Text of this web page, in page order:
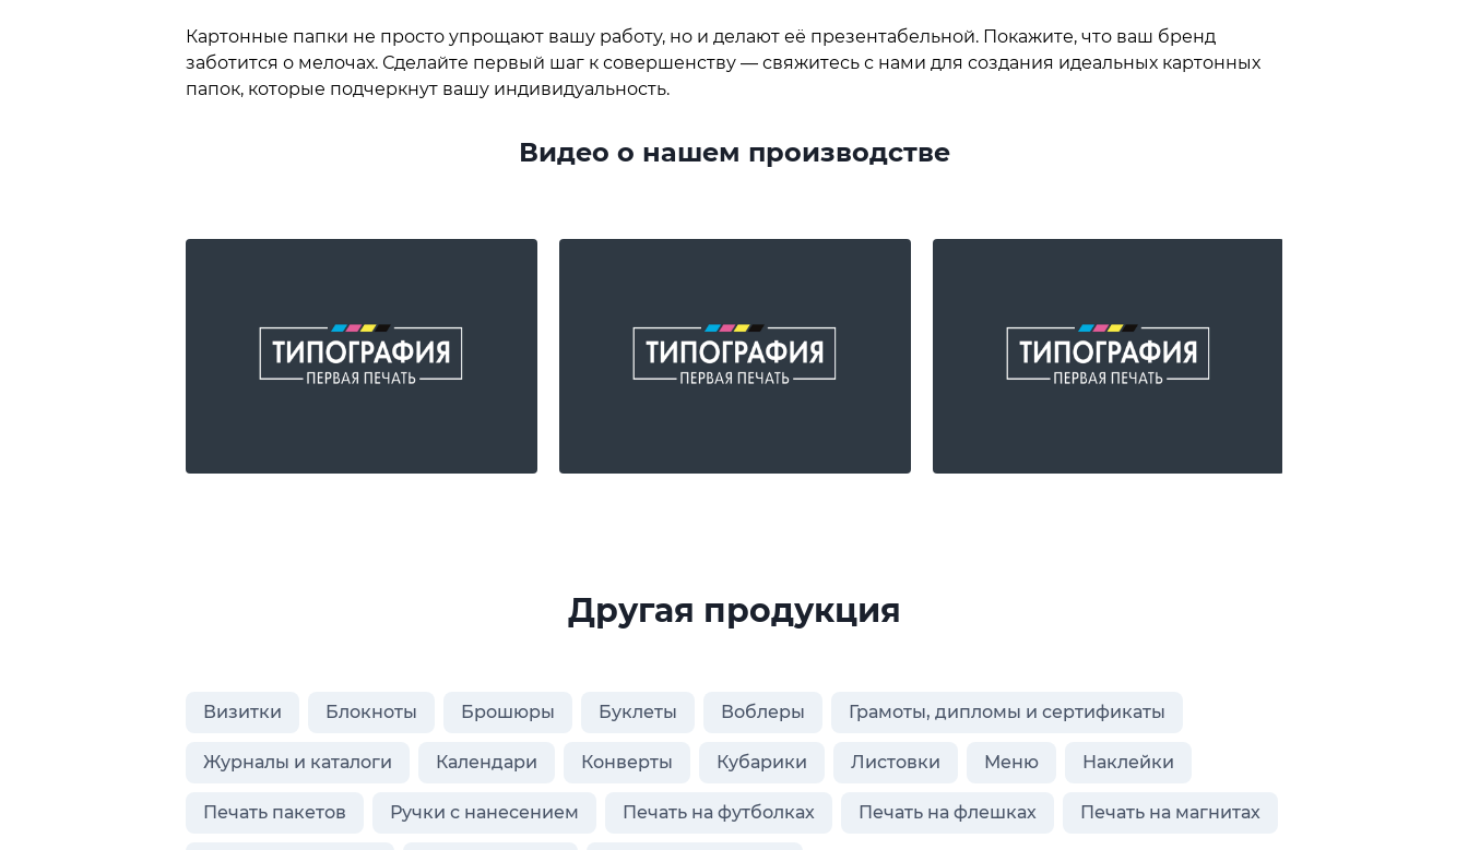
Картонные папки не просто упрощают вашу работу, но и делают её презентабельной. Покажите, что ваш бренд
заботится о мелочах. Сделайте первый шаг к совершенству — свяжитесь с нами для создания идеальных картонных
папок, которые подчеркнут вашу индивидуальность.
Видео о нашем производстве
Другая продукция
Визитки Блокноты Брошюры Буклеты Воблеры Грамоты, дипломы и сертификаты
Журналы и каталоги Календари Конверты Кубарики Листовки Меню Наклейки
Печать пакетов Ручки с нанесением Печать на футболках Печать на флешках Печать на магнитах